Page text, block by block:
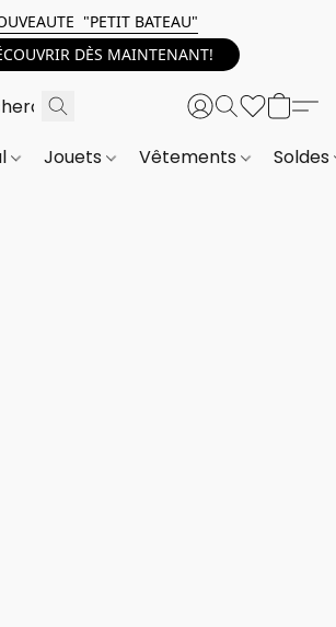
"PETIT BATEAU"
DÈS MAINTENANT!
Jouets Vêtements Soldes